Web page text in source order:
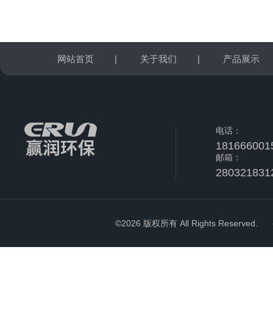
网站首页 | 关于我们 | 产品展示
电话：
邮箱：
©2026 版权所有 All Rights Reserved.